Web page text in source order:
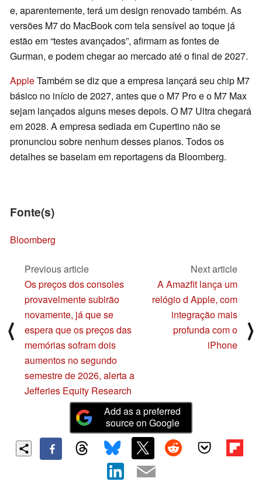
e, aparentemente, terá um design renovado também. As
versões M7 do MacBook com tela sensível ao toque já
estão em “testes avançados”, afirmam as fontes de
Gurman, e podem chegar ao mercado até o final de 2027.
AppleTambém se diz que a empresa lançará seu chip M7
básico no início de 2027, antes que o M7 Pro e o M7 Max
sejam lançados alguns meses depois. O M7 Ultra chegará
em 2028. A empresa sediada em Cupertino não se
pronunciou sobre nenhum desses planos. Todos os
detalhes se baseiam em reportagens da Bloomberg.
Fonte(s)
Bloomberg
⟨
Previous article
Os preços dos consoles
provavelmente subirão
novamente, já que se
espera que os preços das
memórias sofram dois
aumentos no segundo
semestre de 2026, alerta a
Jefferies Equity Research
Next article
A Amazfit lança um
relógio d Apple, com
integração mais
profunda com o
iPhone
⟩
Add as a preferred
source on Google